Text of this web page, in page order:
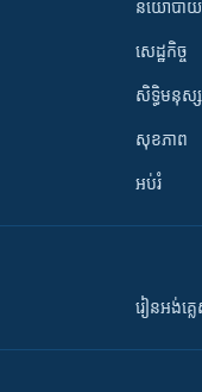
នយោបាយ
សេដ្ឋកិច្ច
សិទ្ធិមនុស្ស
សុខភាព
អប់រំ
រៀន​​​​​​អង់គ្